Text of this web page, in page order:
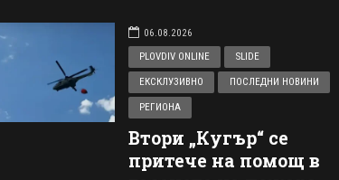
06.08.2026
PLOVDIV ONLINE
SLIDE
ЕКСКЛУЗИВНО ПОСЛЕДНИ НОВИНИ
РЕГИОНА
Втори „Кугър“ се
притече на помощ в